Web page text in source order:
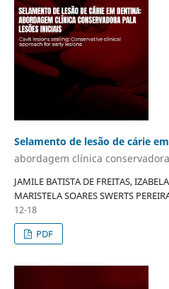
Selamento de lesão de cárie
abordagem clínica
JAMILE BATISTA DE FREITAS,
MARISTELA SOARES SWERTS
12-18
PDF